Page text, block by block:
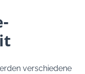
verschiedene